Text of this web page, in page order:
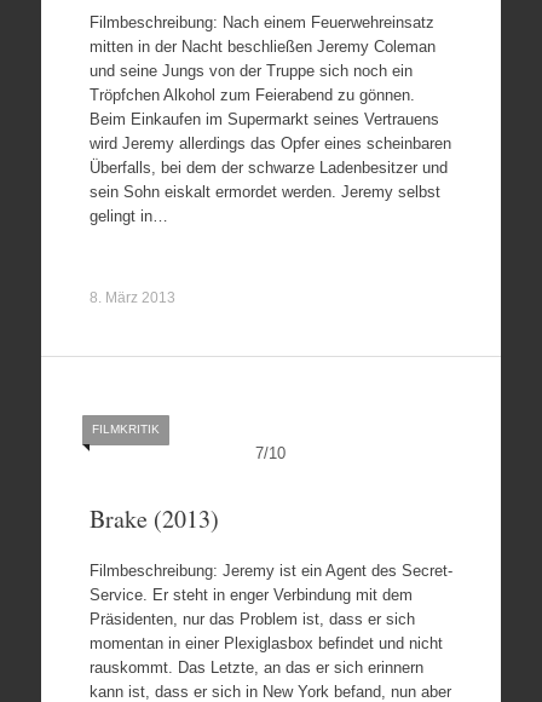
Filmbeschreibung: Nach einem Feuerwehreinsatz
mitten in der Nacht beschließen Jeremy Coleman
und seine Jungs von der Truppe sich noch ein
Tröpfchen Alkohol zum Feierabend zu gönnen.
Beim Einkaufen im Supermarkt seines Vertrauens
wird Jeremy allerdings das Opfer eines scheinbaren
Überfalls, bei dem der schwarze Ladenbesitzer und
sein Sohn eiskalt ermordet werden. Jeremy selbst
gelingt in…
8. März 2013
7/10
FILMKRITIK
Brake (2013)
Filmbeschreibung: Jeremy ist ein Agent des Secret-
Service. Er steht in enger Verbindung mit dem
Präsidenten, nur das Problem ist, dass er sich
momentan in einer Plexiglasbox befindet und nicht
rauskommt. Das Letzte, an das er sich erinnern
kann ist, dass er sich in New York befand, nun aber